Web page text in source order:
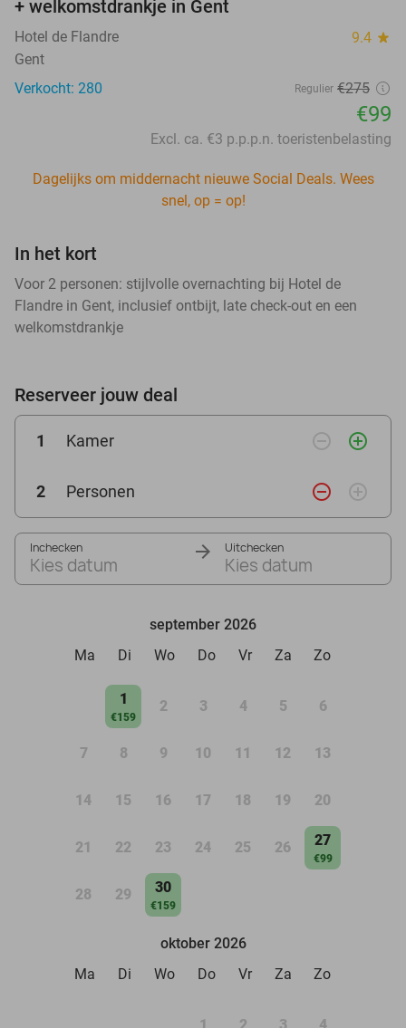
+ welkomstdrankje in Gent
Hotel de Flandre 9.4 star
Gent
Verkocht: 280
Regulier €275
€99
Excl. ca. €3 p.p.p.n. toeristenbelasting
Dagelijks om middernacht nieuwe Social Deals. Wees
snel, op = op!
In het kort
Voor 2 personen: stijlvolle overnachting bij Hotel de
Flandre in Gent, inclusief ontbijt, late check-out en een
welkomstdrankje
Reserveer jouw deal
1 Kamer remove_circle_outline add_circle_outline
2 Personen remove_circle_outline add_circle_outline
Inchecken
Kies datum
Uitchecken
Kies datum
september 2026
Ma
Di Wo Do Vr Za Zo
1
€159
2 3 4 5 6
7 8 9 10 11 12 13
14 15 16 17 18 19 20
21 22 23 24 25 26 27
€99
28 29 30
€159
oktober 2026
Ma
Di Wo Do Vr Za Zo